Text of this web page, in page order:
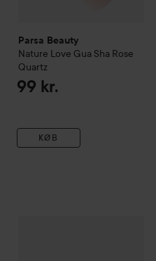
Parsa Beauty
Nature Love Gua Sha Rose
Quartz
99 kr.
KØB